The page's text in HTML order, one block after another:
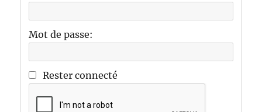
Mot de passe:
Rester connecté